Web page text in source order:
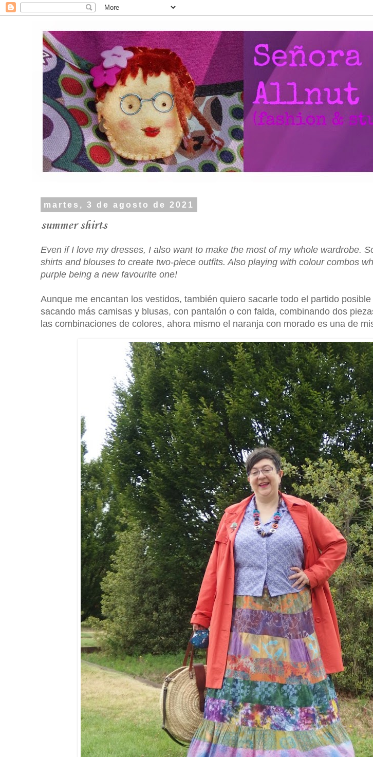
martes, 3 de agosto de 2021
summer shirts
Even if I love my dresses, I also want to make the most of my whole wardrobe.
shirts and blouses to create two-piece outfits. Also playing with colour combos
purple being a new favourite one!
Aunque me encantan los vestidos, también quiero sacarle todo el partido
sacando más camisas y blusas, con pantalón o con falda, combinando dos
las combinaciones de colores, ahora mismo el naranja con morado es una de